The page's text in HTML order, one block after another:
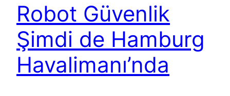
Robot Güvenlik
Şimdi de Hamburg
Havalimanı’nda